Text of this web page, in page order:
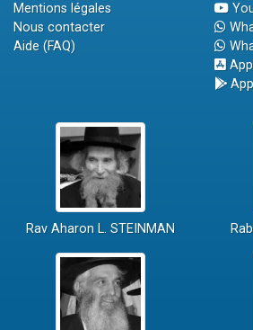
Mentions légales
Nous contacter
Aide (FAQ)
Rav Aharon L. STEINMAN